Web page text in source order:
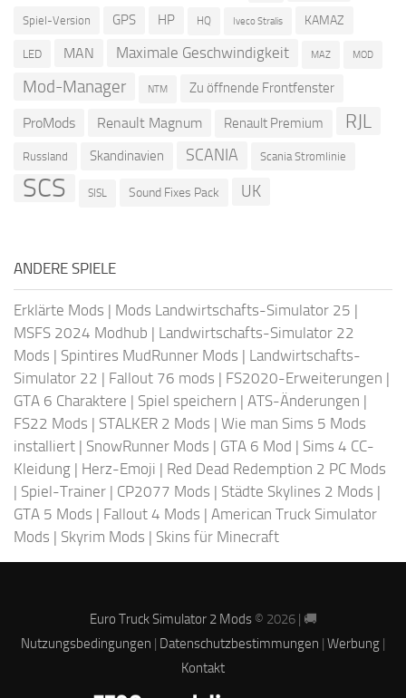
Spiel-Version GPS HP HQ Iveco Stralis KAMAZ
LED MAN Maximale Geschwindigkeit MAZ MOD
Mod-Manager NTM Zu öffnende Frontfenster
ProMods Renault Magnum Renault Premium RJL
Russland Skandinavien SCANIA Scania Stromlinie
SCS SISL Sound Fixes Pack UK
ANDERE SPIELE
Erklärte Mods | Mods Landwirtschafts-Simulator 25 |
MSFS 2024 Modhub | Landwirtschafts-Simulator 22
Mods | Spintires MudRunner Mods | Landwirtschafts-
Simulator 22 | Fallout 76 mods | FS2020-Erweiterungen |
GTA 6 Charaktere | Spiel speichern | ATS-Änderungen |
FS22 Mods | STALKER 2 Mods | Wie man Sims 5 Mods
installiert | SnowRunner Mods | GTA 6 Mod | Sims 4 CC-
Kleidung | Herz-Emoji | Red Dead Redemption 2 PC Mods
| Spiel-Trainer | CP2077 Mods | Städte Skylines 2 Mods |
GTA 5 Mods | Fallout 4 Mods | American Truck Simulator
Mods | Skyrim Mods | Skins für Minecraft
Euro Truck Simulator 2 Mods© 2026 | 🚚
Nutzungsbedingungen | Datenschutzbestimmungen | Werbung |
Kontakt